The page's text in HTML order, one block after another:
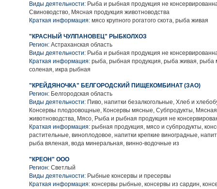
Виды деятельности: Рыба и рыбная продукция не
Свиноводство, Мясная продукция животноводства
Краткая информация: мясо крупного рогатого скота, рыба живая
"КРАСНЫЙ ЧУЛПАНОВЕЦ" РЫБКОЛХОЗ
Регион: Астраханская область
Виды деятельности: Рыба и рыбная продукция не
Краткая информация: рыба, рыбная продукция, рыба живая, рыба
соленая, икра рыбная
"КРЕЙДЯНОЧКА" БЕЛГОРОДСКИЙ ПИЩЕКОМБИНАТ (ЗАО)
Регион: Белгородская область
Виды деятельности: Пиво, напитки безалкогольные, Хлеб и
Консервы плодоовощные, Консервы мясные, Субпродукты,
животноводства, Мясо, Рыба и рыбная продукция не
Краткая информация: рыбная продукция, мясо и субпродукты,
растительные, виноплодовое, напитки крепкие виноградные,
рыба вяленая, вода минеральная, винно-водочные из
"КРЕОН" ООО
Регион: Светлый
Виды деятельности: Рыбные консервы и пресервы
Краткая информация: консервы рыбные, консервы из сардин,